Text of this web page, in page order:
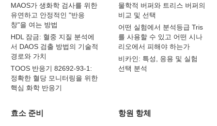
MAOS가 생화학 검사를 위한
유연하고 안정적인 "반응
창"을 여는 방법
HDL 잠금: 혈중 지질 분석에
서 DAOS 검출 방법의 기술적
경로와 가치
TOOS 반응기 82692-93-1:
정확한 혈당 모니터링을 위한
핵심 화학 반응기
물학적 버퍼와 트리스 버퍼의
비교 및 선택
어떤 실험에서 분석등급 Tris
를 사용할 수 있고 어떤 시나
리오에서 피해야 하는가
비카인: 특성, 응용 및 실험
선택 분석
효소 준비 항원 항체